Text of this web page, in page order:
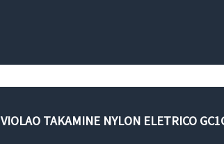
VIOLAO TAKAMINE NYLON ELETRICO